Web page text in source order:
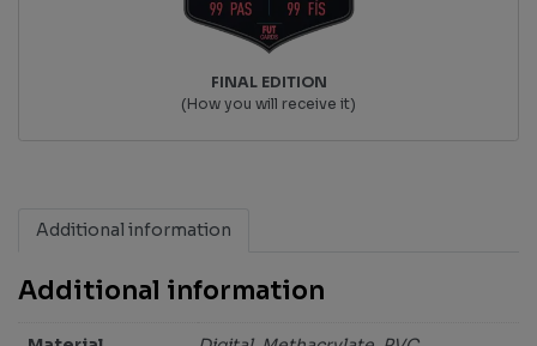
FINAL EDITION
(How you will receive it)
Additional information
Additional information